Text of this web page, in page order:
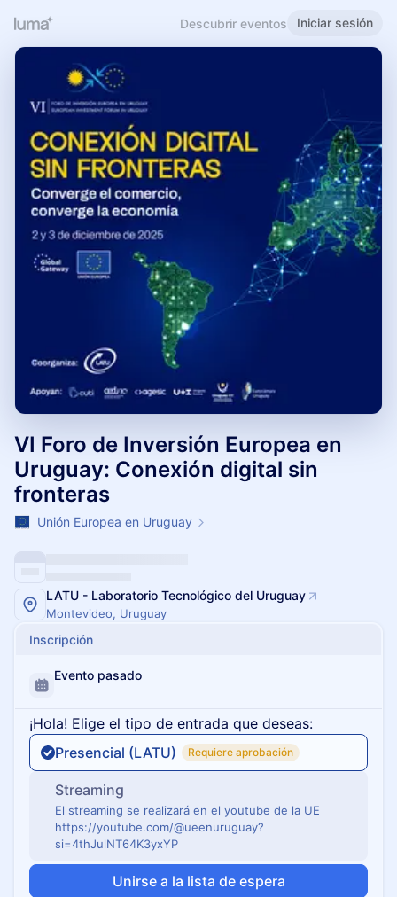
Descubrir eventos Iniciar sesión
VI Foro de Inversión Europea en
Uruguay: Conexión digital sin
fronteras
Unión Europea en Uruguay
LATU - Laboratorio Tecnológico del Uruguay
Montevideo, Uruguay
Inscripción
Evento pasado
¡Hola! Elige el tipo de entrada que deseas:
Presencial (LATU)
Requiere aprobación
Streaming
El streaming se realizará en el youtube de la UE
https://youtube.com/@ueenuruguay?
si=4thJulNT64K3yxYP
Unirse a la lista de espera